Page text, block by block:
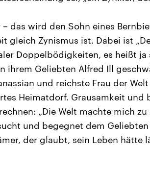
das wird den Sohn eines
gleich Zynismus ist. Dabei ist
Doppelbödigkeiten, es heißt ja
ihrem Geliebten Alfred Ill
und reichste Frau der
Heimatdorf. Grausamkeit und
„Die Welt machte mich
und begegnet dem
der glaubt, sein Leben hätte